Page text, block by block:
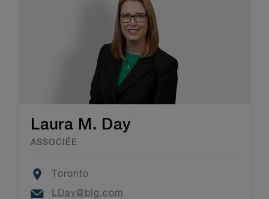
Laura M. Day
ASSOCIÉE
Location
Toronto
Email
LDay@blg.com